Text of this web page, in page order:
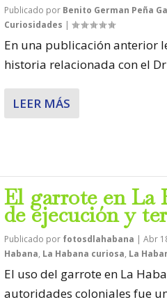
Publicado por Benito German Peña
Curiosidades |
En una publicación anterior
historia relacionada con el
LEER MÁS
El garrote en La
de ejecución y
Publicado por fotosdlahabana | Abr
Habana, La Habana curiosa, La
El uso del garrote en La
autoridades coloniales fue